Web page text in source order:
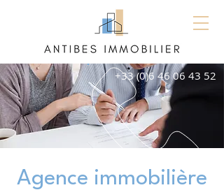
+33 (0)6 46 06 43 52
Agence immobilière